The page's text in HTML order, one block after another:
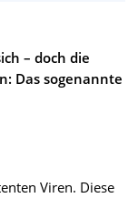
– doch die
Das sogenannte
Viren. Diese